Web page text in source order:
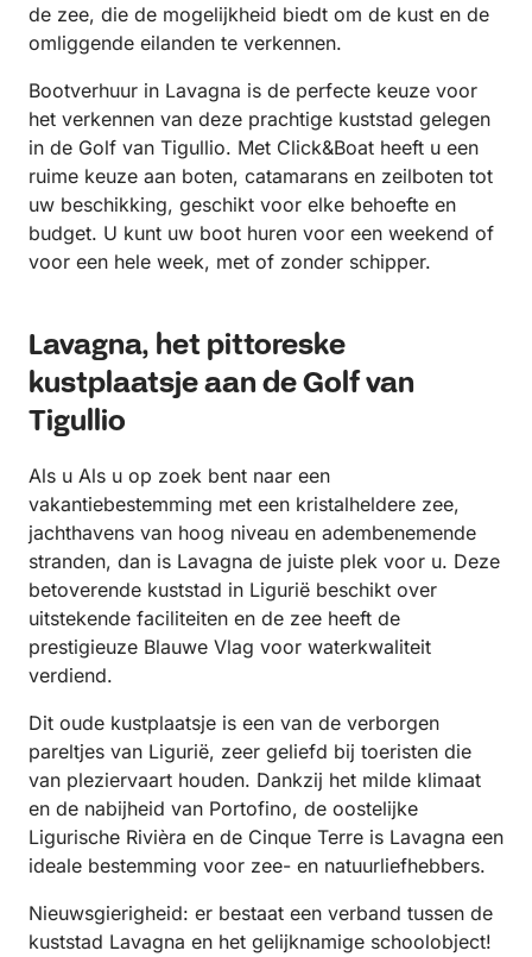
de zee, die de mogelijkheid biedt om de kust en de
omliggende eilanden te verkennen.
Bootverhuur in Lavagna is de perfecte keuze voor
het verkennen van deze prachtige kuststad gelegen
in de Golf van Tigullio. Met Click&Boat heeft u een
ruime keuze aan boten, catamarans en zeilboten tot
uw beschikking, geschikt voor elke behoefte en
budget. U kunt uw boot huren voor een weekend of
voor een hele week, met of zonder schipper.
Lavagna, het pittoreske
kustplaatsje aan de Golf van
Tigullio
Als u Als u op zoek bent naar een
vakantiebestemming met een kristalheldere zee,
jachthavens van hoog niveau en adembenemende
stranden, dan is Lavagna de juiste plek voor u. Deze
betoverende kuststad in Ligurië beschikt over
uitstekende faciliteiten en de zee heeft de
prestigieuze Blauwe Vlag voor waterkwaliteit
verdiend.
Dit oude kustplaatsje is een van de verborgen
pareltjes van Ligurië, zeer geliefd bij toeristen die
van pleziervaart houden. Dankzij het milde klimaat
en de nabijheid van Portofino, de oostelijke
Ligurische Rivièra en de Cinque Terre is Lavagna een
ideale bestemming voor zee- en natuurliefhebbers.
Nieuwsgierigheid: er bestaat een verband tussen de
kuststad Lavagna en het gelijknamige schoolobject!